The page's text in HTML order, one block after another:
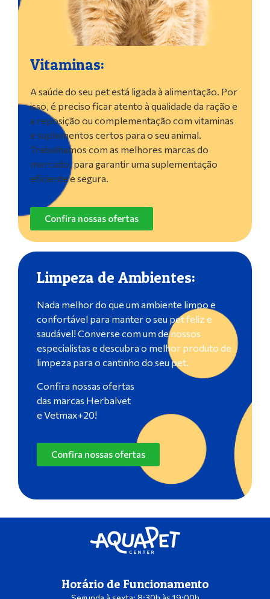
Vitaminas:
A saúde do seu pet está ligada à alimentação. Por
isso, é preciso ficar atento à qualidade da ração e
a reposição ou complementação com vitaminas
e suplementos certos para o seu animal.
Trabalhamos com as melhores marcas do
mercado, para garantir uma suplementação
eficiente e segura.
Confira nossas ofertas
Limpeza de Ambientes:
Nada melhor do que um ambiente limpo e
confortável para manter o seu pet feliz e
saudável! Converse com um de nossos
especialistas e descubra o melhor produto de
limpeza para o cantinho do seu pet.
Confira nossas ofertas
das marcas Herbalvet
e Vetmax+20!
Confira nossas ofertas
Horário de Funcionamento